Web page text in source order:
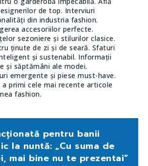
de top. Interviuri
din industria fashion.
accesoriilor perfecte.
sezoniere și stilurilor clasice.
ținute de zi și de seară. Sfaturi
și sustenabil. Informații
și săptămâni ale modei.
emergente și piese must-have.
primi cele mai recente articole
fashion.
pentru banii
la nuntă: „Cu suma de
mai bine nu te prezentai”